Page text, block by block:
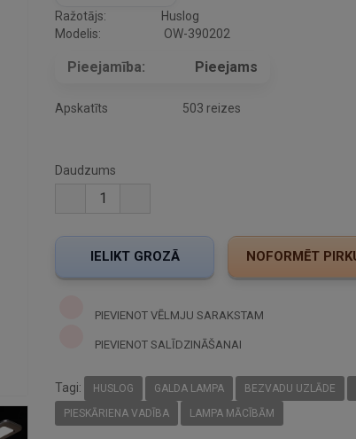
Ražotājs:
Huslog
Modelis:
OW-390202
Pieejamība: Pieejams
Apskatīts 503 reizes
Daudzums
PIEVIENOT VĒLMJU SARAKSTAM
PIEVIENOT SALĪDZINĀŠANAI
Tagi: HUSLOG GALDA LAMPA BEZVADU UZLĀDE
PIESKĀRIENA VADĪBA
LAMPA MĀCĪBĀM